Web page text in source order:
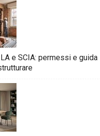
e SCIA: permessi e guida